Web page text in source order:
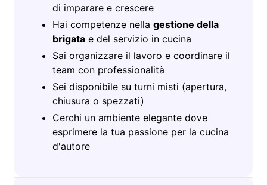
di imparare e crescere
Hai competenze nella gestione della
brigata e del servizio in cucina
Sai organizzare il lavoro e coordinare il
team con professionalità
Sei disponibile su turni misti (apertura,
chiusura o spezzati)
Cerchi un ambiente elegante dove
esprimere la tua passione per la cucina
d'autore